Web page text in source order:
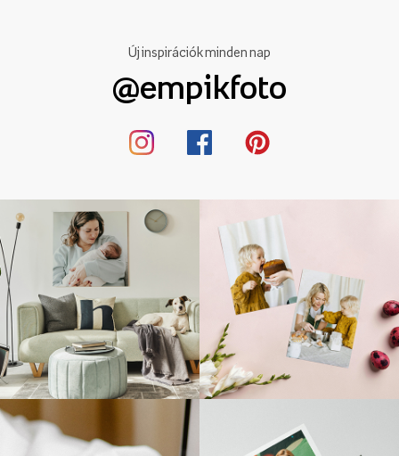
Új inspirációk minden nap
@empikfoto